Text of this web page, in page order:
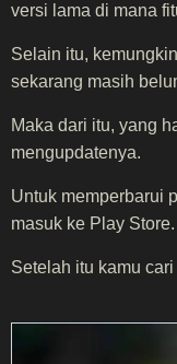
versi lama di mana
Selain itu,
sekarang masih
Maka dari itu, yang
mengupdatenya.
Untuk memperbarui
masuk ke Play Store.
Setelah itu kamu